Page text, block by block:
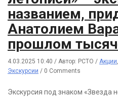
названием,
Анатолием
прошлом
4.03.2025 10:40 / Автор: РСТО / Акции
Экскурсии / 0 Comments
Экскурсия под знаком «Звезда